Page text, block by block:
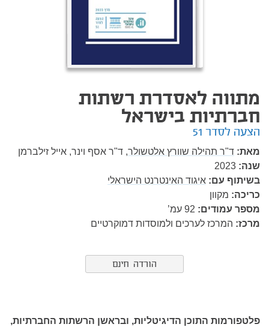
מתווה לאסדרת רשתות
חברתיות בישראל
הצעה לסדר 51
מאת: ד"ר תהילה שוורץ אלטשולר, ד"ר אסף וינר, אייל זילברמן
שנה: 2023
בשיתוף עם: איגוד האינטרנט הישראלי
כריכה: מקוון
מספר עמודים: 92 עמ’
מרכז: המרכז לערכים ולמוסדות דמוקרטיים
הורדה חינם
פלטפורמות התוכן הדיגיטליות, ובראשן הרשתות החברתיות,